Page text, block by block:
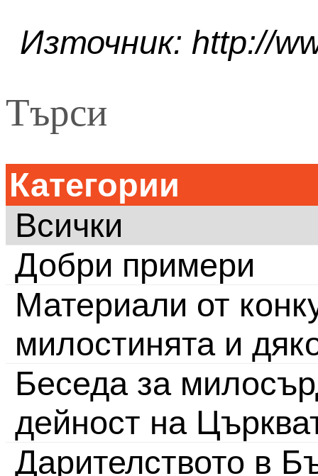
Източник: http://
Търси
Категории
Всички
Добри примери
Материали от
милостинята и
Беседа за
дейност на
Дарителството в